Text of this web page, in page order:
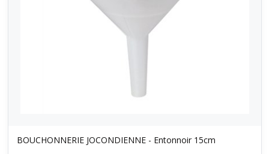
BOUCHONNERIE JOCONDIENNE - Entonnoir 15cm